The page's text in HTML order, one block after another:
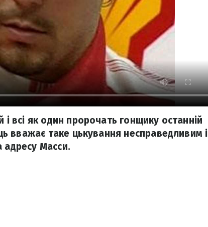
всі як один пророчать гонщику останній
вважає таке цькування несправедливим і
адресу Масси.